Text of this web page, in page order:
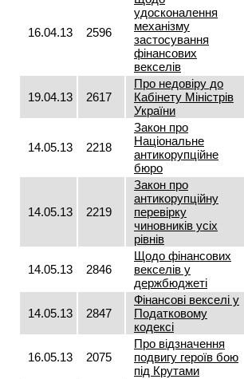
16.04.13 2596
удосконалення
механізму
застосування
фінансових
векселів
19.04.13 2617
Про недовіру до
Кабінету Міністрів
України
14.05.13 2218
Закон про
Національне
антикорупційне
бюро
14.05.13 2219
Закон про
антикорупційну
перевірку
чиновників усіх
рівнів
14.05.13 2846
Щодо фінансових
векселів у
держбюджеті
14.05.13 2847
Фінансові векселі у
Податковому
кодексі
16.05.13 2075
Про відзначення
подвигу героїв бою
під Крутами